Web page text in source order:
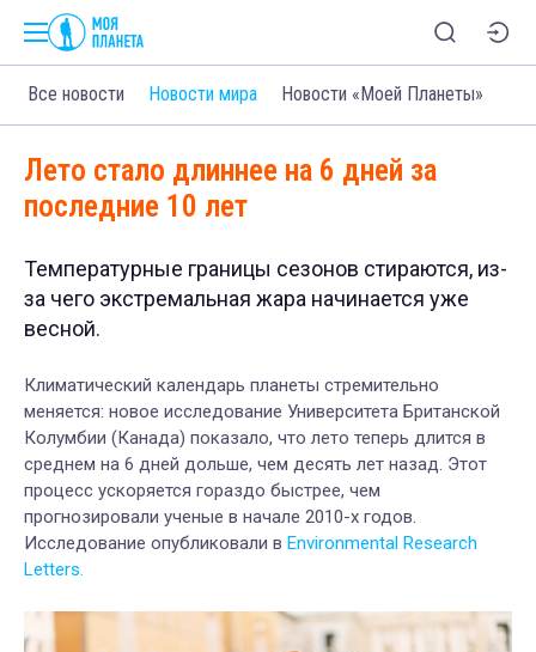
Все новости Новости мира Новости «Моей Планеты»
Лето стало длиннее на 6 дней за
последние 10 лет
Температурные границы сезонов стираются, из-
за чего экстремальная жара начинается уже
весной.
Климатический календарь планеты стремительно
меняется: новое исследование Университета Британской
Колумбии (Канада) показало, что лето теперь длится в
среднем на 6 дней дольше, чем десять лет назад. Этот
процесс ускоряется гораздо быстрее, чем
прогнозировали ученые в начале 2010-х годов.
Исследование опубликовали в Environmental Research
Letters.